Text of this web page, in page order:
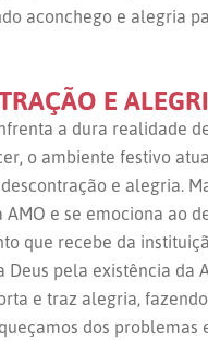
aconchego e alegria
E
a dura realidade
o ambiente festivo
e alegria.
AMO e se emociona ao
que recebe da
Deus pela existência da
e traz alegria,
dos problemas